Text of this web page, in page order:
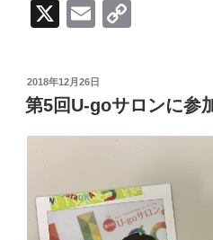
X
E
ail
y
Li
k
投
稿
日:
2018年12月26日
第5回U-goサロンに参